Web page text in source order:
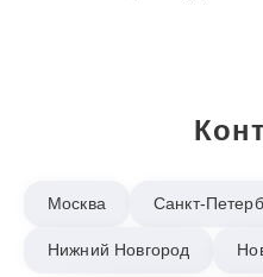
Москва Санкт-
Нижний Новгород